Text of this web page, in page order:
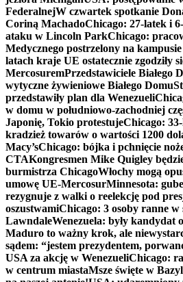
FederalnejW czwartek spotkanie
Coriną MachadoChicago: 27-latek i
ataku w Lincoln ParkChicago:
Medycznego postrzelony na
latach kraje UE ostatecznie zgodziły
MercosuremPrzedstawiciele Białego
wytyczne żywieniowe Białego Domu
przedstawiły plan dla Wenezueli
w domu w południowo-zachodniej
Japonię, Tokio protestujeChicago:
kradzież towarów o wartości 1200
Macy’sChicago: bójka i pchnięcie
CTAKongresmen Mike Quigley
burmistrza ChicagoWłochy mogą
umowę UE-MercosurMinnesota:
rezygnuje z walki o reelekcję pod
oszustwamiChicago: 3 osoby ranne
LawndaleWenezuela: były kandydat
Maduro to ważny krok, ale
sądem: “jestem prezydentem,
USA za akcję w WenezueliChicago:
w centrum miastaMsze święte w